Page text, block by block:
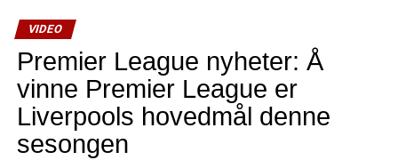
VIDEO
Premier League nyheter: Å
vinne Premier League er
Liverpools hovedmål denne
sesongen